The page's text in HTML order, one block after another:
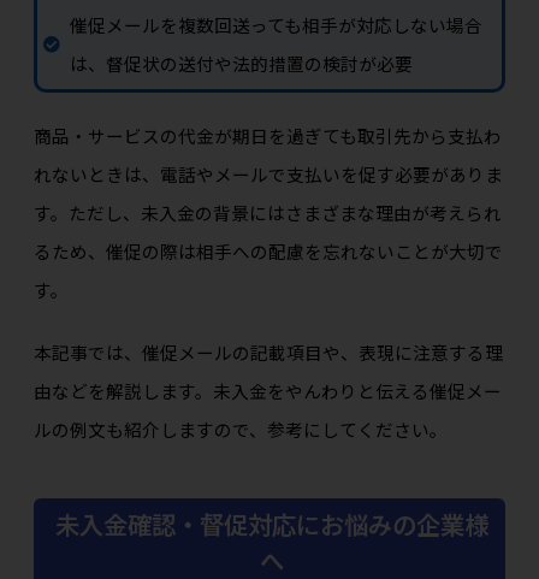
催促メールを複数回送っても相手が対応しない場合
は、督促状の送付や法的措置の検討が必要
商品・サービスの代金が期日を過ぎても取引先から支払わ
れないときは、電話やメールで支払いを促す必要がありま
す。ただし、未入金の背景にはさまざまな理由が考えられ
るため、催促の際は相手への配慮を忘れないことが大切で
す。
本記事では、催促メールの記載項目や、表現に注意する理
由などを解説します。未入金をやんわりと伝える催促メー
ルの例文も紹介しますので、参考にしてください。
未入金確認・督促対応にお悩みの企業様
へ